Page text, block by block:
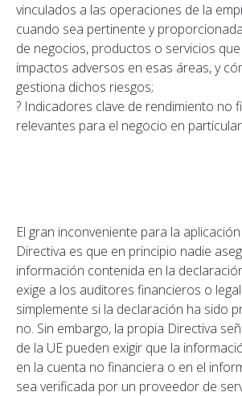
vinculados a las operaciones de la
cuando sea pertinente y
de negocios, productos o servicios
impactos adversos en esas áreas, y
gestiona dichos riesgos;
? Indicadores clave de rendimiento no
relevantes para el negocio en
El gran inconveniente para la
Directiva es que en principio nadie
información contenida en la
exige a los auditores financieros o
simplemente si la declaración ha sido
no. Sin embargo, la propia Directiva
de la UE pueden exigir que la
en la cuenta no financiera o en el
sea verificada por un proveedor de